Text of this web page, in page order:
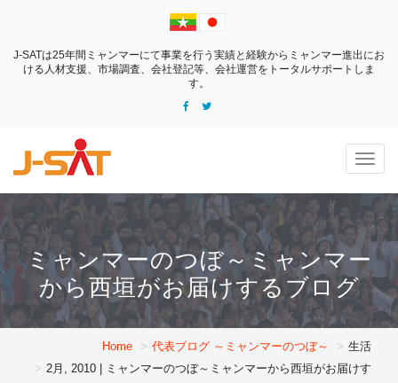
J-SATは25年間ミャンマーにて事業を行う実績と経験からミャンマー進出にお
ける 人材支援、市場調査、会社登記等、会社運営をトータルサポートしま
す。
ミャンマーのつぼ～ミャンマー
から西垣がお届けするブログ
Home 代表ブログ ～ミャンマーのつぼ～
生活
2月, 2010 | ミャンマーのつぼ～ミャンマーから西垣がお届けす